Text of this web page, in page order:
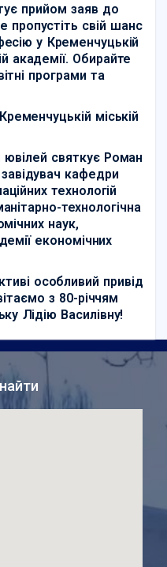
прийом заяв до
пропустіть свій шанс
у Кременчуцькій
академії. Обирайте
програми та
міській
ювілей святкує Роман
кафедри
технологій
технологічна
наук,
економічних
особливий привід
з 80-річчям
Лідію Василівну!